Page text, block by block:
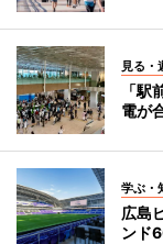
見る・
「
電が
学ぶ・
広島
ンド